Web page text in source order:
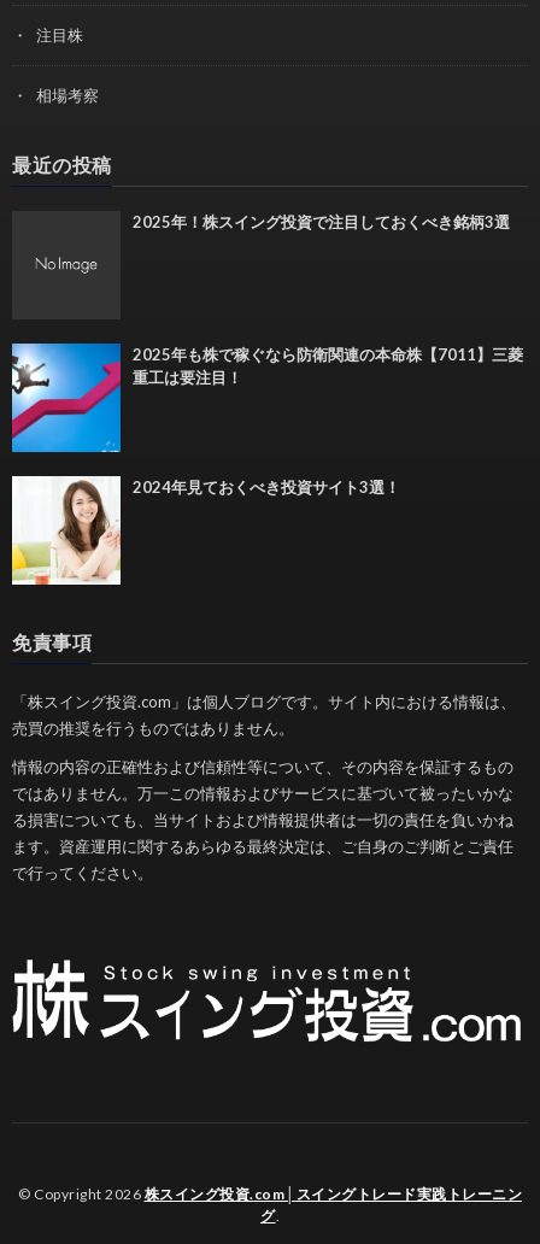
注目株
相場考察
最近の投稿
2025年！株スイング投資で注目しておくべき銘柄3選
2025年も株で稼ぐなら防衛関連の本命株【7011】三菱
重工は要注目！
2024年見ておくべき投資サイト3選！
免責事項
「株スイング投資.com」は個人ブログです。サイト内における情報は、
売買の推奨を行うものではありません。
情報の内容の正確性および信頼性等について、その内容を保証するもの
ではありません。万一この情報およびサービスに基づいて被ったいかな
る損害についても、当サイトおよび情報提供者は一切の責任を負いかね
ます。資産運用に関するあらゆる最終決定は、ご自身のご判断とご責任
で行ってください。
© Copyright 2026 株スイング投資.com│スイングトレード実践トレーニン
グ.